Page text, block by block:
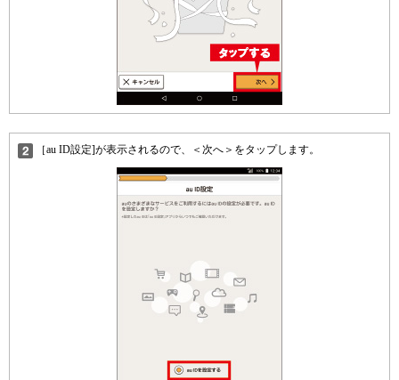
［au ID設定]が表示されるので、＜次へ＞をタップします。